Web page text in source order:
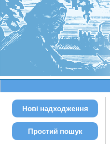
Нові надходження
Простий пошук